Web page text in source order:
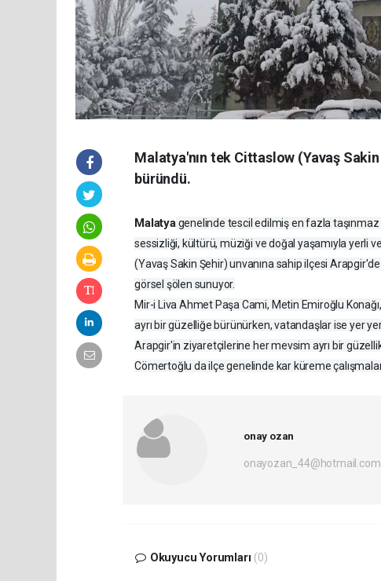
Malatya'nın tek Cittaslow (Yavaş
büründü.
Malatyagenelinde tescil edilmiş en fazla taşınmaz
sessizliği, kültürü, müziği ve doğal yaşamıyla yerli
(Yavaş Sakin Şehir) unvanına sahip ilçesi
görsel şölen sunuyor.
Mir-i Liva Ahmet Paşa Cami, Metin Emiroğlu
ayrı bir güzelliğe bürünürken, vatandaşlar ise yer yer
Arapgir'in ziyaretçilerine her mevsim ayrı bir
Cömertoğlu da ilçe genelinde kar küreme
onay ozan
onayozan_44@hotmail.com
Okuyucu Yorumları (0)